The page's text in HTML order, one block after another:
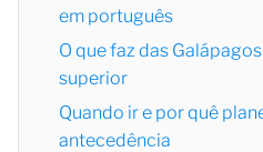
em português
O que faz das
superior
Quando ir e por quê
antecedência